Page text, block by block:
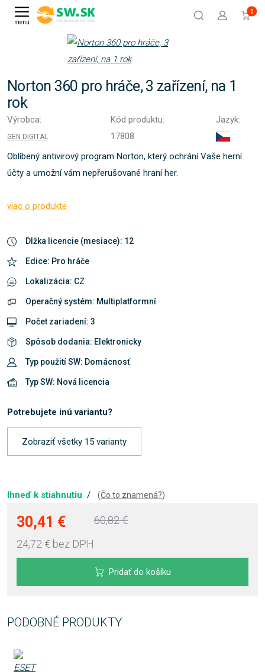
menu
0
Norton 360 pro hráče, 3 zařízení, na 1
rok
Výrobca:
GEN DIGITAL
Kód produktu:
17808
Jazyk:
Oblíbený antivirový program Norton, který ochrání Vaše herní
účty a umožní vám nepřerušované hraní her.
viac o produkte
Dlžka licencie (mesiace): 12
Edice: Pro hráče
Lokalizácia: CZ
Operačný systém: Multiplatformní
Počet zariadení: 3
Spôsob dodania: Elektronicky
Typ použití SW: Domácnosť
Typ SW: Nová licencia
Potrebujete inú variantu?
Zobraziť všetky 15 varianty
Ihneď k stiahnutiu / (Čo to znamená?)
30,41 €
24,72 € bez DPH
60,82 €
Pridať do košíku
PODOBNÉ PRODUKTY